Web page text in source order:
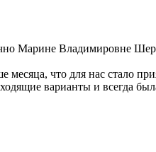
Марине Владимировне
месяца, что для нас стало
варианты и всегда